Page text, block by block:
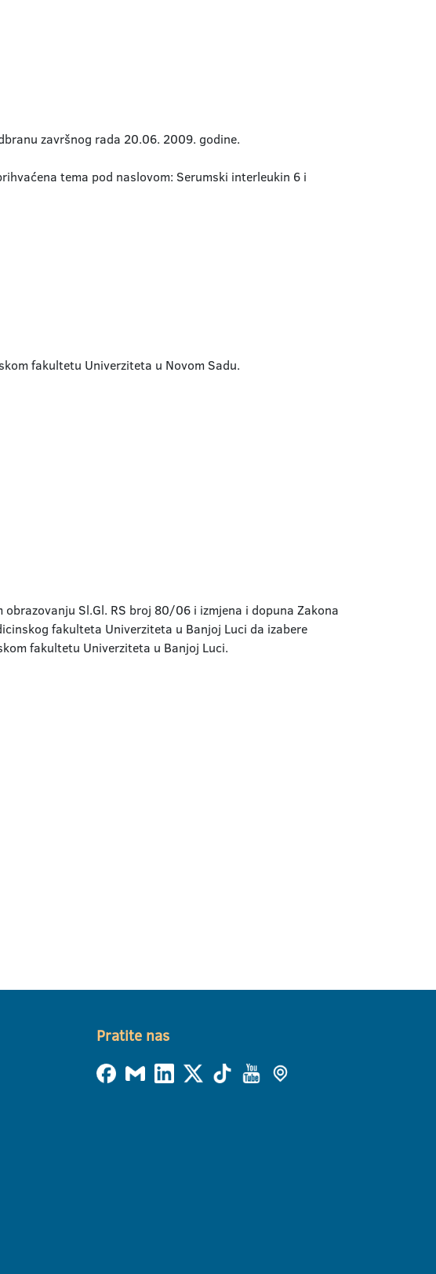
završnog rada 20.06. 2009. godine.
tema pod naslovom: Serumski interleukin 6 i
fakultetu Univerziteta u Novom Sadu.
Sl.Gl. RS broj 80/06 i izmjena i dopuna Zakona
fakulteta Univerziteta u Banjoj Luci da izabere
fakultetu Univerziteta u Banjoj Luci.
Pratite nas